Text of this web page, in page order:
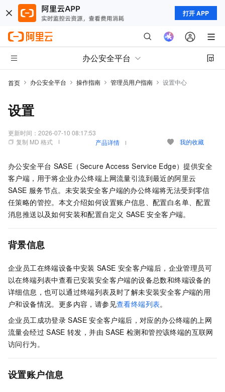
打开 APP
办公安全平台
首页 办公安全平台 操作指南 管理员用户指南 设置中心
设置
更新时间： 2026-07-10 08:17:53
复制 MD 格式
产品详情 我的收藏
办公安全平台 SASE（Secure Access Service Edge）提供安全
客户端，用于将企业办公终端上网流量引流到最近的阿里云
SASE 服务节点。未安装安全客户端的办公终端将无法受到零信
任策略的管控。本文介绍如何设置账户信息、配置白名单、配置
消息推送以及如何安装和配置自定义 SASE 安全客户端。
背景信息
企业员工在终端设备中安装 SASE 安全客户端后，企业管理员可
以在终端列表中查看已安装安全客户端的设备总数和终端设备的
详细信息，也可以通过终端列表及时了解未安装安全客户端的用
户和设备情况。更多内容，请参见查看终端列表。
企业员工成功登录 SASE 安全客户端后，对应的办公终端的上网
流量会经过 SASE 转发，并由 SASE 检测和管控该终端的互联网
访问行为。
设置账户信息